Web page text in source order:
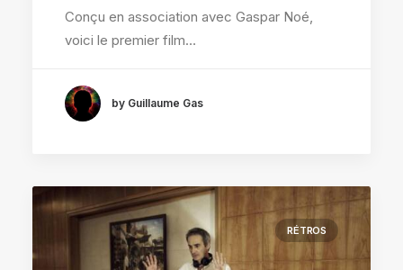
Conçu en association avec Gaspar Noé,
voici le premier film…
by Guillaume Gas
RÉTROS